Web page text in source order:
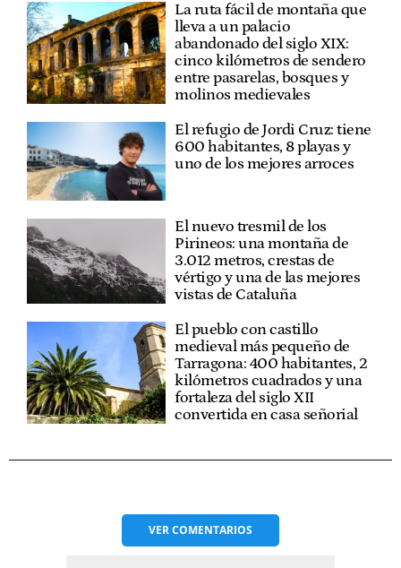
La ruta fácil de montaña que
lleva a un palacio
abandonado del siglo XIX:
cinco kilómetros de sendero
entre pasarelas, bosques y
molinos medievales
El refugio de Jordi Cruz: tiene
600 habitantes, 8 playas y
uno de los mejores arroces
El nuevo tresmil de los
Pirineos: una montaña de
3.012 metros, crestas de
vértigo y una de las mejores
vistas de Cataluña
El pueblo con castillo
medieval más pequeño de
Tarragona: 400 habitantes, 2
kilómetros cuadrados y una
fortaleza del siglo XII
convertida en casa señorial
VERCOMENTARIOS